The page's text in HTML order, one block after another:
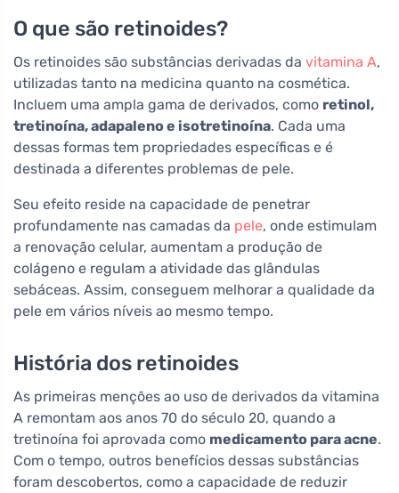
O que são retinoides?
Os retinoides são substâncias derivadas da vitamina A,
utilizadas tanto na medicina quanto na cosmética.
Incluem uma ampla gama de derivados, como retinol,
tretinoína, adapaleno e isotretinoína. Cada uma
dessas formas tem propriedades específicas e é
destinada a diferentes problemas de pele.
Seu efeito reside na capacidade de penetrar
profundamente nas camadas da pele, onde estimulam
a renovação celular, aumentam a produção de
colágeno e regulam a atividade das glândulas
sebáceas. Assim, conseguem melhorar a qualidade da
pele em vários níveis ao mesmo tempo.
História dos retinoides
As primeiras menções ao uso de derivados da vitamina
A remontam aos anos 70 do século 20, quando a
tretinoína foi aprovada como medicamento para acne.
Com o tempo, outros benefícios dessas substâncias
foram descobertos, como a capacidade de reduzir